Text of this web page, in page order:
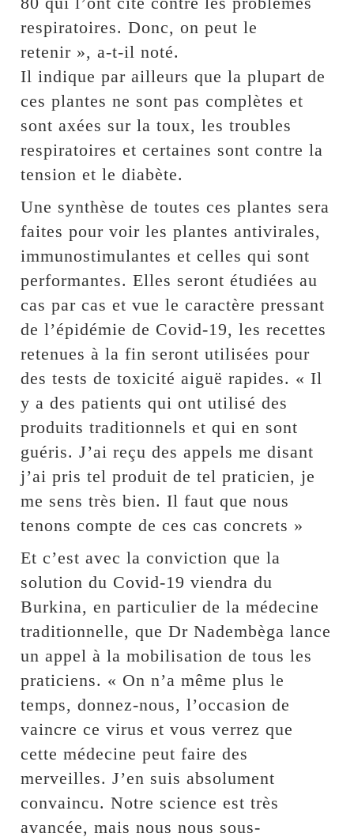
respiratoires. Donc, on peut le
retenir », a-t-il noté.
Il indique par ailleurs que la plupart de
ces plantes ne sont pas complètes et
sont axées sur la toux, les troubles
respiratoires et certaines sont contre la
tension et le diabète.
Une synthèse de toutes ces plantes sera
faites pour voir les plantes antivirales,
immunostimulantes et celles qui sont
performantes. Elles seront étudiées au
cas par cas et vue le caractère pressant
de l’épidémie de Covid-19, les recettes
retenues à la fin seront utilisées pour
des tests de toxicité aiguë rapides. « Il
y a des patients qui ont utilisé des
produits traditionnels et qui en sont
guéris. J’ai reçu des appels me disant
j’ai pris tel produit de tel praticien, je
me sens très bien. Il faut que nous
tenons compte de ces cas concrets »
Et c’est avec la conviction que la
solution du Covid-19 viendra du
Burkina, en particulier de la médecine
traditionnelle, que Dr Nadembèga lance
un appel à la mobilisation de tous les
praticiens. « On n’a même plus le
temps, donnez-nous, l’occasion de
vaincre ce virus et vous verrez que
cette médecine peut faire des
merveilles. J’en suis absolument
convaincu. Notre science est très
avancée, mais nous nous sous-